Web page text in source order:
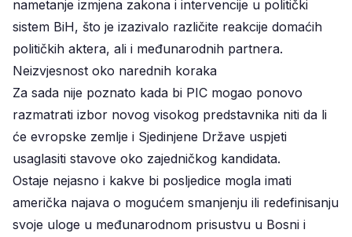
nametanje izmjena zakona i intervencije u politički
sistem BiH, što je izazivalo različite reakcije domaćih
političkih aktera, ali i međunarodnih partnera.
Neizvjesnost oko narednih koraka
Za sada nije poznato kada bi PIC mogao ponovo
razmatrati izbor novog visokog predstavnika niti da li
će evropske zemlje i Sjedinjene Države uspjeti
usaglasiti stavove oko zajedničkog kandidata.
Ostaje nejasno i kakve bi posljedice mogla imati
američka najava o mogućem smanjenju ili redefinisanju
svoje uloge u međunarodnom prisustvu u Bosni i